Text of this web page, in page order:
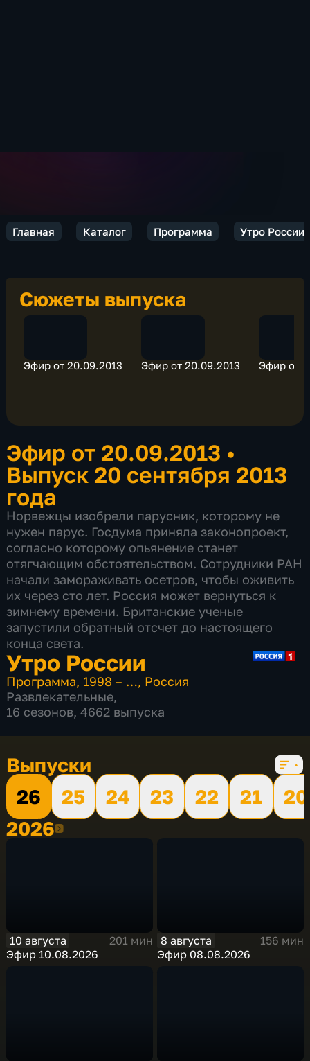
Главная Каталог Программа Утро России
Сюжеты выпуска
Эфир от 20.09.2013 Эфир от 20.09.2013 Эфир от
Эфир от 20.09.2013 •
Выпуск 20 сентября 2013
года
Норвежцы изобрели парусник, которому не
нужен парус. Госдума приняла законопроект,
согласно которому опьянение станет
отягчающим обстоятельством. Сотрудники РАН
начали замораживать осетров, чтобы оживить
их через сто лет. Россия может вернуться к
зимнему времени. Британские ученые
запустили обратный отсчет до настоящего
конца света.
Утро России
Программа, 1998 – …, Россия
Развлекательные,
16 сезонов, 4662 выпуска
Выпуски
26
25 24 23 22 21
20
20262026
10 августа
201 мин
Эфир 10.08.2026
8 августа
156 мин
Эфир 08.08.2026